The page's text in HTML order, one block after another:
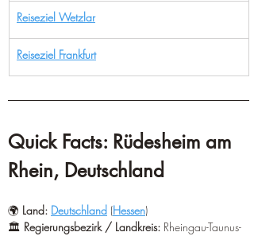
Reiseziel Wetzlar
Reiseziel Frankfurt
Quick Facts: Rüdesheim am
Rhein, Deutschland
🌍 Land: Deutschland (Hessen)
🏛️ Regierungsbezirk / Landkreis: Rheingau-Taunus-